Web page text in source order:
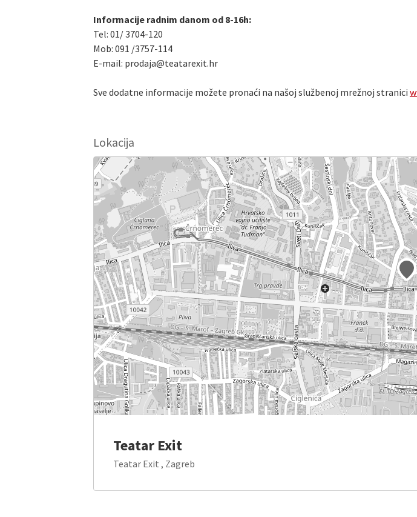
Informacije radnim danom od 8-16h:
Tel: 01/ 3704-120
Mob: 091 /3757-114
E-mail: prodaja@teatarexit.hr
Sve dodatne informacije možete pronaći na našoj službenoj mrežnoj stranici
Lokacija
Teatar Exit
Teatar Exit , Zagreb